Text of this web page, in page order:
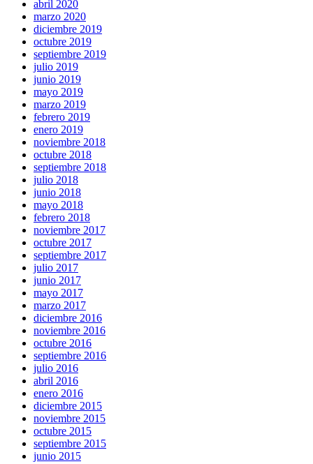
abril 2020
marzo 2020
diciembre 2019
octubre 2019
septiembre 2019
julio 2019
junio 2019
mayo 2019
marzo 2019
febrero 2019
enero 2019
noviembre 2018
octubre 2018
septiembre 2018
julio 2018
junio 2018
mayo 2018
febrero 2018
noviembre 2017
octubre 2017
septiembre 2017
julio 2017
junio 2017
mayo 2017
marzo 2017
diciembre 2016
noviembre 2016
octubre 2016
septiembre 2016
julio 2016
abril 2016
enero 2016
diciembre 2015
noviembre 2015
octubre 2015
septiembre 2015
junio 2015